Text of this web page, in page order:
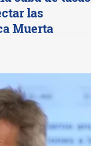
las
Muerta